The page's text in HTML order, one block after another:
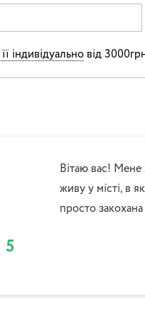
індивідуально від
5
Вітаю вас! Мене
живу у місті, в
просто закохана